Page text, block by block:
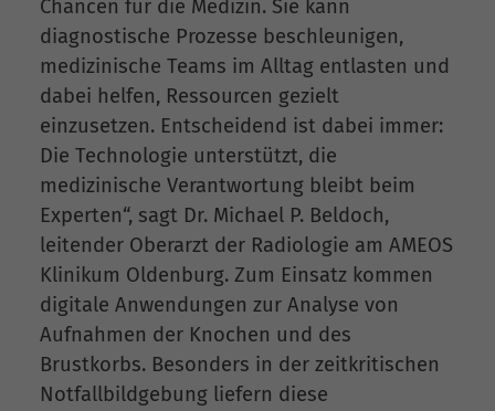
Chancen für die Medizin. Sie kann
diagnostische Prozesse beschleunigen,
medizinische Teams im Alltag entlasten und
dabei helfen, Ressourcen gezielt
einzusetzen. Entscheidend ist dabei immer:
Die Technologie unterstützt, die
medizinische Verantwortung bleibt beim
Experten“, sagt Dr. Michael P. Beldoch,
leitender Oberarzt der Radiologie am AMEOS
Klinikum Oldenburg. Zum Einsatz kommen
digitale Anwendungen zur Analyse von
Aufnahmen der Knochen und des
Brustkorbs. Besonders in der zeitkritischen
Notfallbildgebung liefern diese